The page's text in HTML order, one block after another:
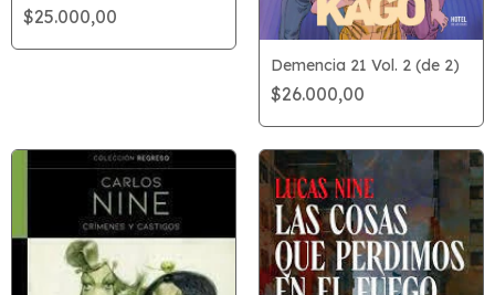
$25.000,00
Demencia 21 Vol. 2 (de 2)
$26.000,00